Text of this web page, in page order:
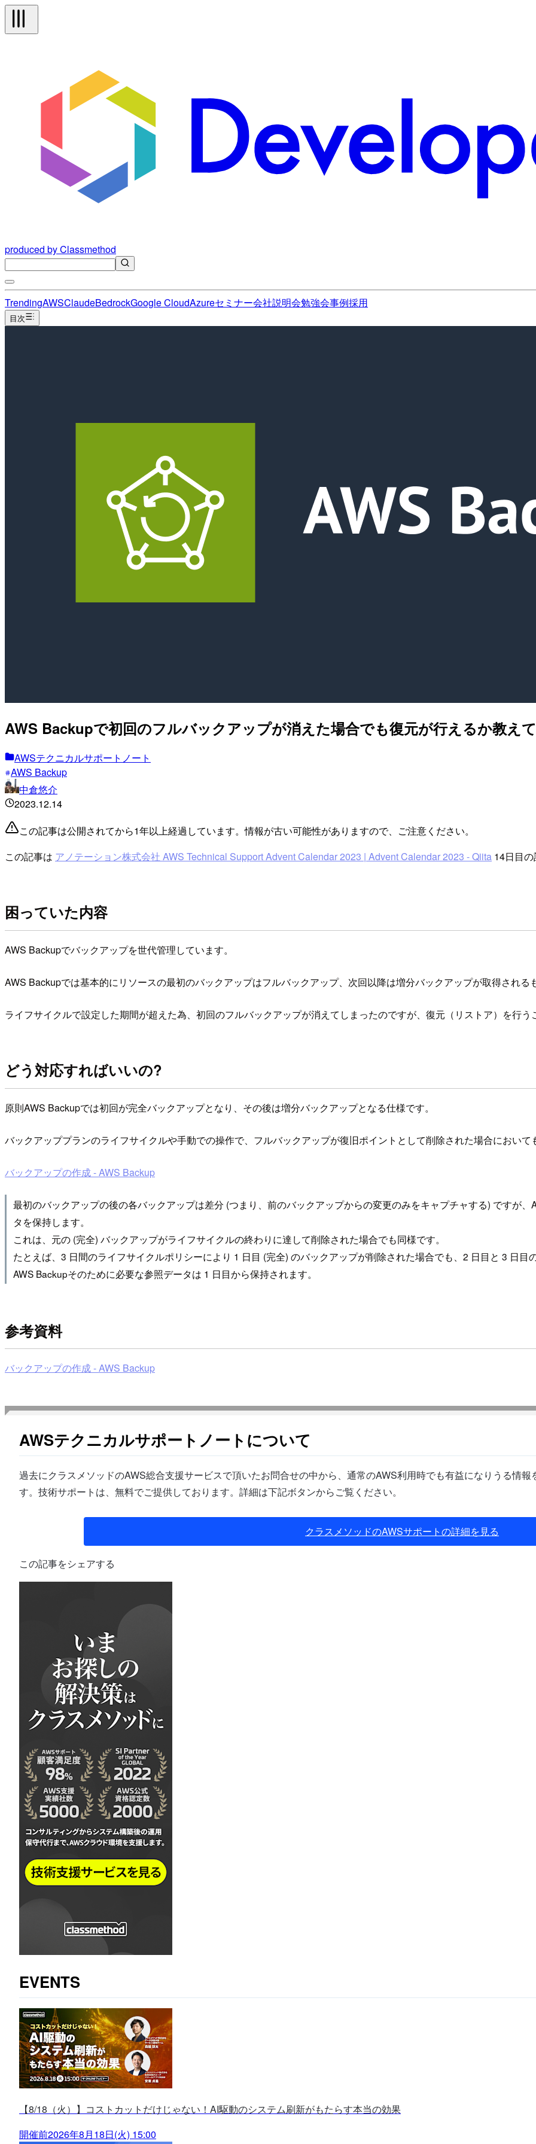
produced by Classmethod
TrendingAWSClaudeBedrockGoogle CloudAzureセミナー会社説明会勉強会事例採用
目次
AWS Backupで初回のフルバックアップが消えた場合でも復元が行えるか教え
AWSテクニカルサポートノート
AWS Backup
中倉悠介
2023.12.14
この記事は公開されてから1年以上経過しています。情報が古い可能性がありますので、ご注意ください。
この記事は アノテーション株式会社 AWS Technical Support Advent Calendar 2023 | Advent Calendar 2023 - Qiita 14日目の
困っていた内容
AWS Backupでバックアップを世代管理しています。
AWS Backupでは基本的にリソースの最初のバックアップはフルバックアップ、次回以降は増分バックアップが取得される
ライフサイクルで設定した期間が超えた為、初回のフルバックアップが消えてしまったのですが、復元（リストア）を行う
どう対応すればいいの?
原則AWS Backupでは初回が完全バックアップとなり、その後は増分バックアップとなる仕様です。
バックアッププランのライフサイクルや手動での操作で、フルバックアップが復旧ポイントとして削除された場合において
バックアップの作成 - AWS Backup
最初のバックアップの後の各バックアップは差分 (つまり、前のバックアップからの変更のみをキャプチャする) ですが
タを保持します。
これは、元の (完全) バックアップがライフサイクルの終わりに達して削除された場合でも同様です。
たとえば、3 日間のライフサイクルポリシーにより 1 日目 (完全) のバックアップが削除された場合でも、2 日目と 3 日目
AWS Backupそのために必要な参照データは 1 日目から保持されます。
参考資料
バックアップの作成 - AWS Backup
AWSテクニカルサポートノートについて
過去にクラスメソッドのAWS総合支援サービスで頂いたお問合せの中から、通常のAWS利用時でも有益になりうる情
す。技術サポートは、無料でご提供しております。詳細は下記ボタンからご覧ください。
クラスメソッドのAWSサポートの詳細を見る
この記事をシェアする
EVENTS
【8/18（火）】コストカットだけじゃない！AI駆動のシステム刷新がもたらす本当の効果
開催前2026年8月18日(火) 15:00